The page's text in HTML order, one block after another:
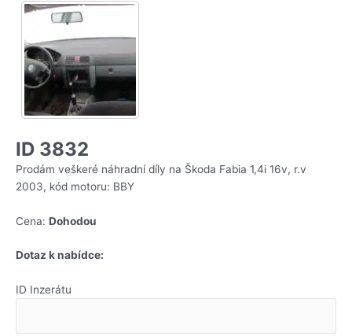
ID 3832
Prodám veškeré náhradní díly na Škoda Fabia 1,4i 16v, r.v
2003, kód motoru: BBY
Cena: Dohodou
Dotaz k nabídce:
ID Inzerátu